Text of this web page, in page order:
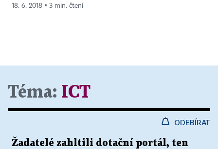
18. 6. 2018 ▪ 3 min. čtení
Téma: ICT
ODEBÍRAT
Žadatelé zahltili dotační portál, ten